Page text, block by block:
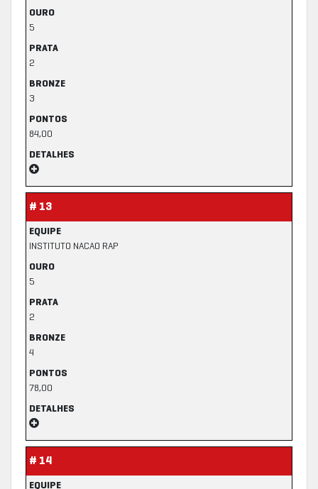
OURO
5
PRATA
2
BRONZE
3
PONTOS
84,00
DETALHES
# 13
EQUIPE
INSTITUTO NACAO RAP
OURO
5
PRATA
2
BRONZE
4
PONTOS
78,00
DETALHES
# 14
EQUIPE